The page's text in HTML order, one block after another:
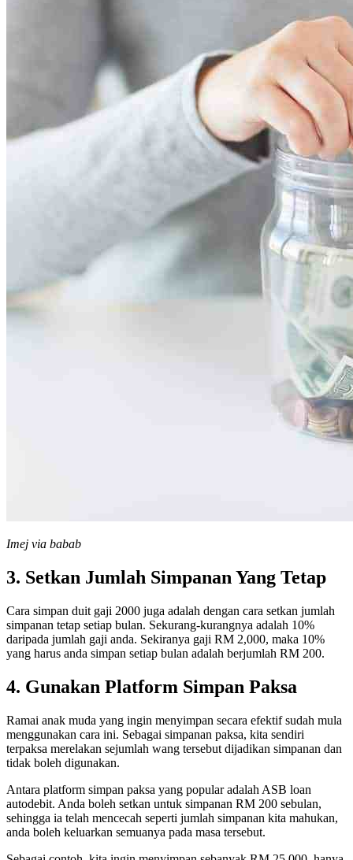
Imej via babab
3. Setkan Jumlah Simpanan Yang Tetap
Cara simpan duit gaji 2000 juga adalah dengan cara setkan jumlah
simpanan tetap setiap bulan. Sekurang-kurangnya adalah 10%
daripada jumlah gaji anda. Sekiranya gaji RM 2,000, maka 10%
yang harus anda simpan setiap bulan adalah berjumlah RM 200.
4. Gunakan Platform Simpan Paksa
Ramai anak muda yang ingin menyimpan secara efektif sudah mula
menggunakan cara ini. Sebagai simpanan paksa, kita sendiri
terpaksa merelakan sejumlah wang tersebut dijadikan simpanan dan
tidak boleh digunakan.
Antara platform simpan paksa yang popular adalah ASB loan
autodebit. Anda boleh setkan untuk simpanan RM 200 sebulan,
sehingga ia telah mencecah seperti jumlah simpanan kita mahukan,
anda boleh keluarkan semuanya pada masa tersebut.